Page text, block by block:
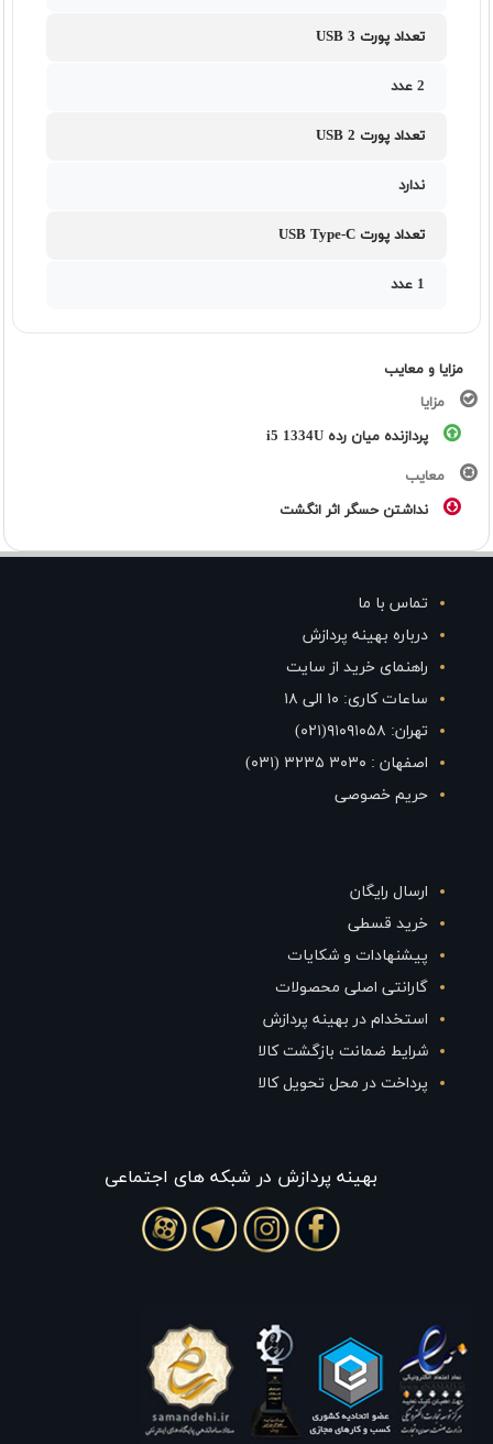
تعداد پورت USB 3
2 عدد
تعداد پورت USB 2
ندارد
تعداد پورت USB Type-C
1 عدد
مزایا و معایب
مزایا
پردازنده میان رده i5 1334U
معایب
نداشتن حسگر اثر انگشت
تماس با ما
درباره بهینه پردازش
راهنمای خرید از سایت
ساعات کاری: ۱۰ الی ۱۸
تهران: ۹۱۰۹۱۰۵۸(۰۲۱)
اصفهان : ۳۰۳۰ ۳۲۳۵ (۰۳۱)
حریم خصوصی
ارسال رایگان
خرید قسطی
پیشنهادات و شکایات
گارانتی اصلی محصولات
استخدام در بهینه پردازش
شرایط ضمانت بازگشت کالا
پرداخت در محل تحویل کالا
بهينه پردازش در شبکه های اجتماعی